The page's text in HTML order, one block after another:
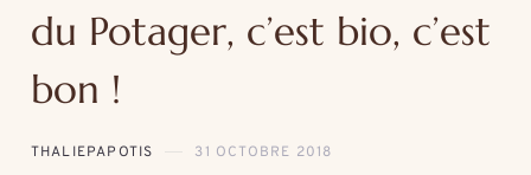
du Potager, c’est bio, c’est
bon !
THALIEPAPOTIS 31 OCTOBRE 2018